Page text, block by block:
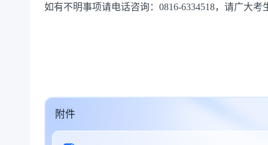
如有不明事项请电话咨询： 0816-6334518， 请广大考
附件